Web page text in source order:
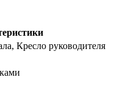
Кресло руководителя